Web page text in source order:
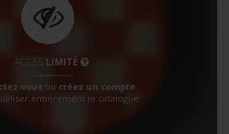
ACCÈS LIMITÉ
vous ou créez un compte
entièrement le catalogue